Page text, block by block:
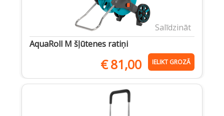
Salīdzināt
AquaRoll M šļūtenes ratiņi
€81,00 IELIKT GROZĀ